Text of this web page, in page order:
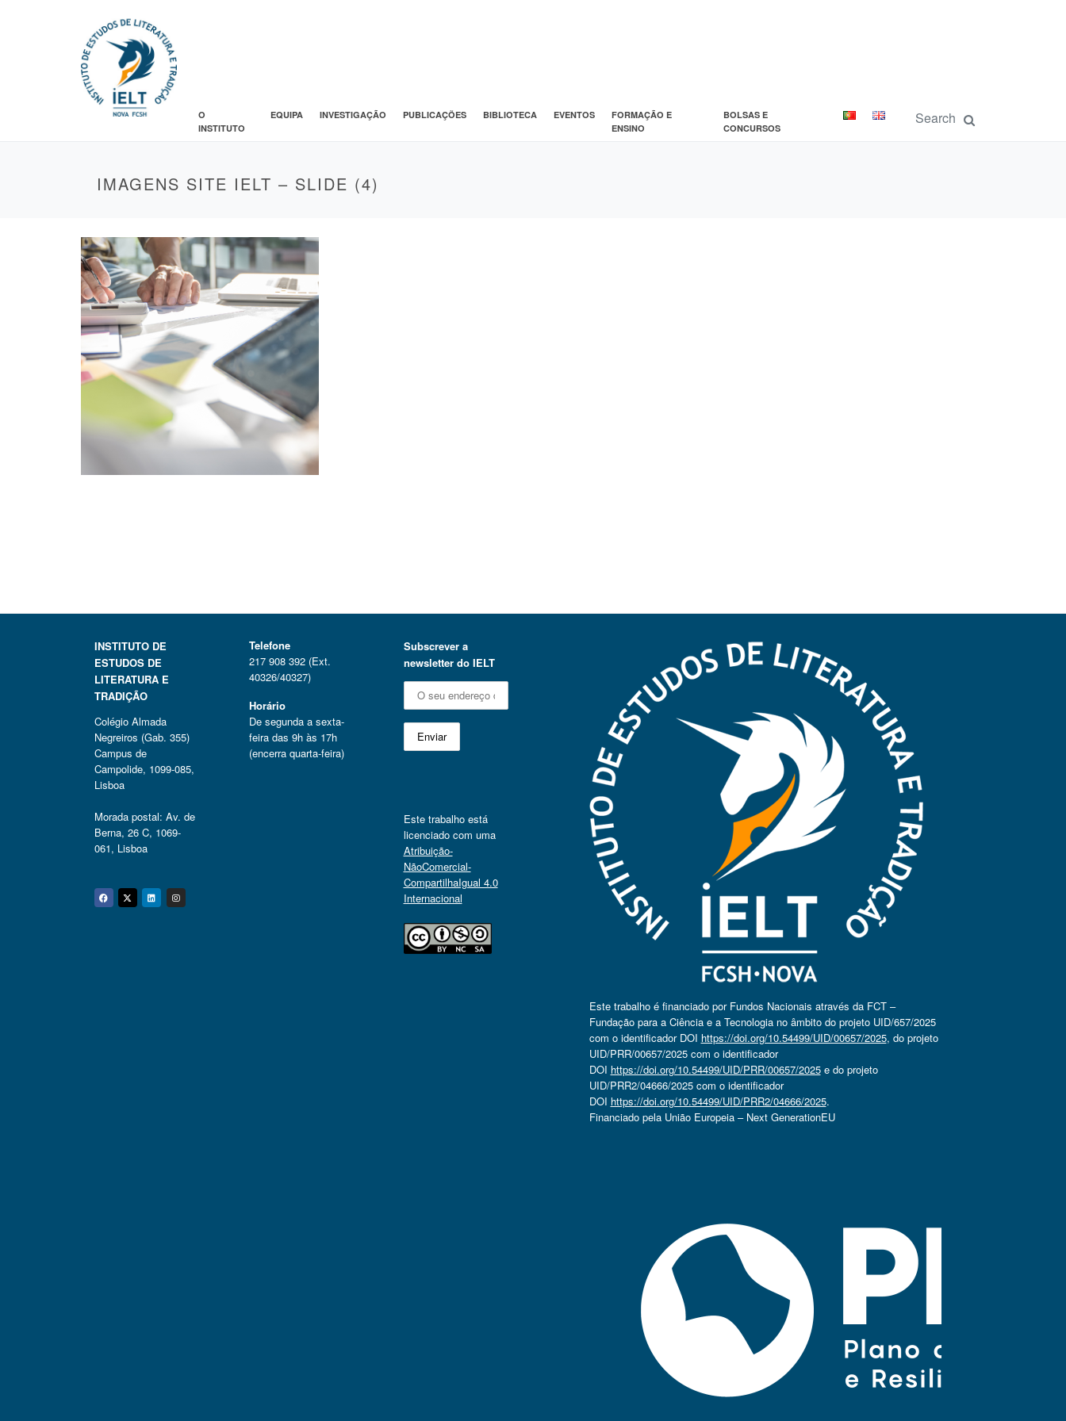
O
INSTITUTO
EQUIPA INVESTIGAÇÃO PUBLICAÇÕES BIBLIOTECA EVENTOS
FORMAÇÃO E
ENSINO
BOLSAS E
CONCURSOS
IMAGENS SITE IELT – SLIDE (4)
INSTITUTO DE
ESTUDOS DE
LITERATURA E
TRADIÇÃO
Colégio Almada
Negreiros (Gab. 355)
Campus de
Campolide, 1099-085,
Lisboa
Morada postal: Av. de
Berna, 26 C, 1069-
061, Lisboa
Facebook
Twitter
Linkedin
Instagram
Telefone
217 908 392 (Ext.
40326/40327)
Horário
De segunda a sexta-
feira das 9h às 17h
(encerra quarta-feira)
Subscrever a
newsletter do IELT
Este trabalho está
licenciado com uma
Atribuição-
NãoComercial-
CompartilhaIgual 4.0
Internacional
Este trabalho é financiado por Fundos Nacionais através da FCT –
Fundação para a Ciência e a Tecnologia no âmbito do projeto UID/657/2025
com o identificador DOI https://doi.org/10.54499/UID/00657/2025, do projeto
UID/PRR/00657/2025 com o identificador
DOI https://doi.org/10.54499/UID/PRR/00657/2025e do projeto
UID/PRR2/04666/2025 com o identificador
DOI https://doi.org/10.54499/UID/PRR2/04666/2025.
Financiado pela União Europeia – Next GenerationEU